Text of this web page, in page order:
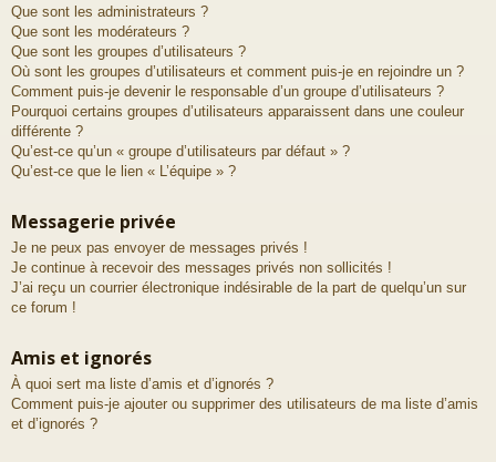
Que sont les administrateurs ?
Que sont les modérateurs ?
Que sont les groupes d’utilisateurs ?
Où sont les groupes d’utilisateurs et comment puis-je en rejoindre un ?
Comment puis-je devenir le responsable d’un groupe d’utilisateurs ?
Pourquoi certains groupes d’utilisateurs apparaissent dans une couleur
différente ?
Qu’est-ce qu’un « groupe d’utilisateurs par défaut » ?
Qu’est-ce que le lien « L’équipe » ?
Messagerie privée
Je ne peux pas envoyer de messages privés !
Je continue à recevoir des messages privés non sollicités !
J’ai reçu un courrier électronique indésirable de la part de quelqu’un sur
ce forum !
Amis et ignorés
À quoi sert ma liste d’amis et d’ignorés ?
Comment puis-je ajouter ou supprimer des utilisateurs de ma liste d’amis
et d’ignorés ?